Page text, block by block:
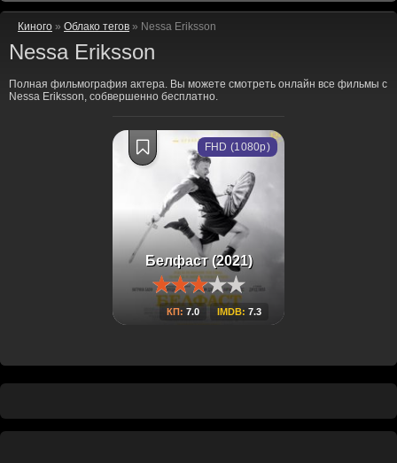
Киного » Облако тегов » Nessa Eriksson
Nessa Eriksson
Полная фильмография актера. Вы можете смотреть онлайн все фильмы с
Nessa Eriksson, собвершенно бесплатно.
Белфаст (2021)
КП: 7.0 IMDB: 7.3
FHD (1080p)